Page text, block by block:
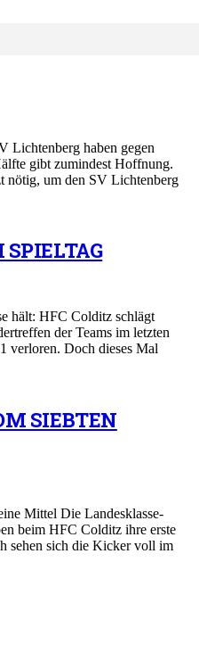
Lichtenberg haben gegen
gibt zumindest Hoffnung.
nötig, um den SV Lichtenberg
SPIELTAG
hält: HFC Colditz schlägt
der Teams im letzten
verloren. Doch dieses Mal
SIEBTEN
Mittel Die Landesklasse-
beim HFC Colditz ihre erste
sehen sich die Kicker voll im